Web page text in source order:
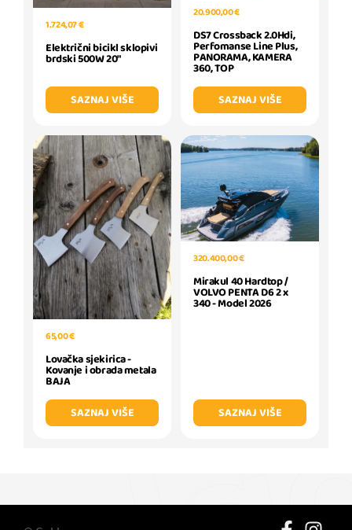
1.724,07 €
Električni bicikl sklopivi
brdski 500W 20"
SAZNAJ VIŠE
20.900,00 €
DS7 Crossback 2.0Hdi,
Perfomanse Line Plus,
PANORAMA, KAMERA
360, TOP
SAZNAJ VIŠE
65,00 €
Lovačka sjekirica -
Kovanje i obrada metala
BAJA
SAZNAJ VIŠE
320.400,00 €
Mirakul 40 Hardtop /
VOLVO PENTA D6 2 x
340 - Model 2026
SAZNAJ VIŠE